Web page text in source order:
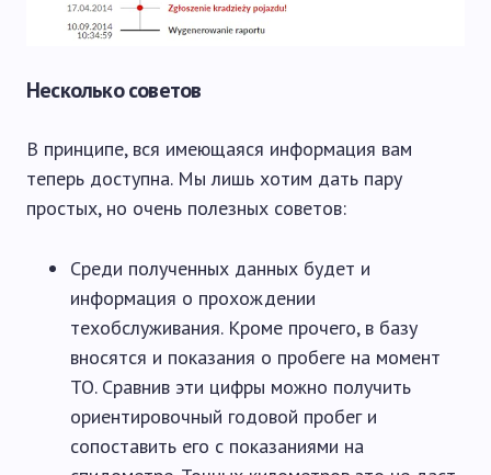
Несколько советов
В принципе, вся имеющаяся информация вам
теперь доступна. Мы лишь хотим дать пару
простых, но очень полезных советов:
Среди полученных данных будет и
информация о прохождении
техобслуживания. Кроме прочего, в базу
вносятся и показания о пробеге на момент
ТО. Сравнив эти цифры можно получить
ориентировочный годовой пробег и
сопоставить его с показаниями на